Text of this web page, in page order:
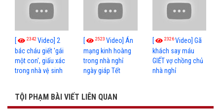
[ 2342Video] 2
bác cháu giết 'gái
một con', giấu xác
trong nhà vệ sinh
[ 2523Video] Án
mạng kinh hoàng
trong nhà nghỉ
ngày giáp Tết
[ 2326Video] Gã
khách say máu
GIẾT vợ chồng chủ
nhà nghỉ
TỘI PHẠM BÀI VIẾT LIÊN QUAN